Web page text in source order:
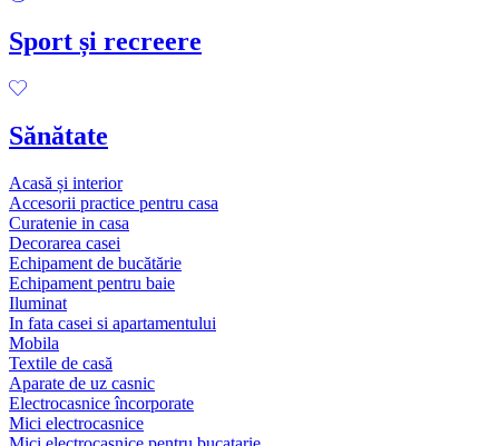
Sport și recreere
Sănătate
Acasă și interior
Accesorii practice pentru casa
Curatenie in casa
Decorarea casei
Echipament de bucătărie
Echipament pentru baie
Iluminat
In fata casei si apartamentului
Mobila
Textile de casă
Aparate de uz casnic
Electrocasnice încorporate
Mici electrocasnice